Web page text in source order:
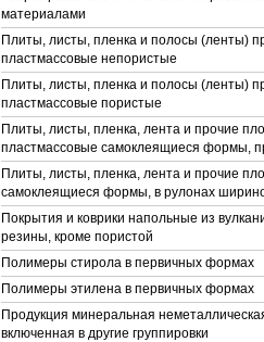
материалами
Плиты, листы, пленка и полосы (ленты)
пластмассовые непористые
Плиты, листы, пленка и полосы (ленты)
пластмассовые пористые
Плиты, листы, пленка, лента и прочие
пластмассовые самоклеящиеся формы,
Плиты, листы, пленка, лента и прочие
самоклеящиеся формы, в рулонах
Покрытия и коврики напольные из
резины, кроме пористой
Полимеры стирола в первичных формах
Полимеры этилена в первичных формах
Продукция минеральная
включенная в другие группировки